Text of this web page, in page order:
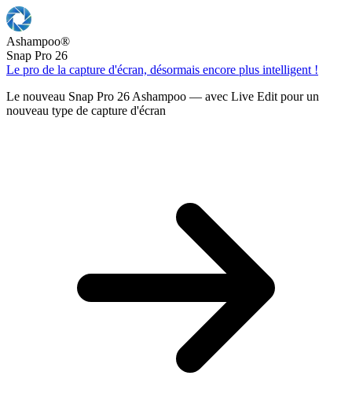
Ashampoo®
Snap Pro 26
Le pro de la capture d'écran, désormais encore plus intelligent !
Le nouveau Snap Pro 26 Ashampoo — avec Live Edit pour un
nouveau type de capture d'écran